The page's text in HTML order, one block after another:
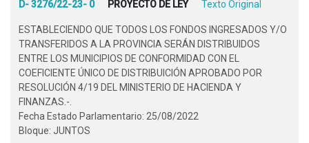
D- 3276/22-23- 0 PROYECTO DE LEY Texto Original
ESTABLECIENDO QUE TODOS LOS FONDOS INGRESADOS Y/O
TRANSFERIDOS A LA PROVINCIA SERÁN DISTRIBUIDOS
ENTRE LOS MUNICIPIOS DE CONFORMIDAD CON EL
COEFICIENTE ÚNICO DE DISTRIBUICIÓN APROBADO POR
RESOLUCIÓN 4/19 DEL MINISTERIO DE HACIENDA Y
FINANZAS.-.
Fecha Estado Parlamentario: 25/08/2022
Bloque: JUNTOS